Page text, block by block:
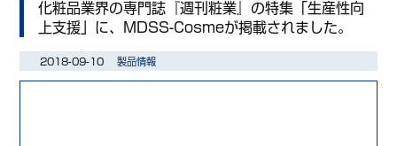
化粧品業界の専門誌『週刊粧業』の特集「生産性向
上支援」に、MDSS-Cosmeが掲載されました。
2018-09-10 製品情報